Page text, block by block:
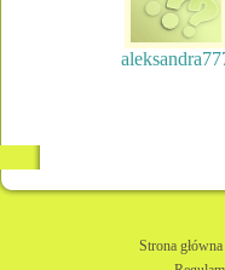
Strona główna